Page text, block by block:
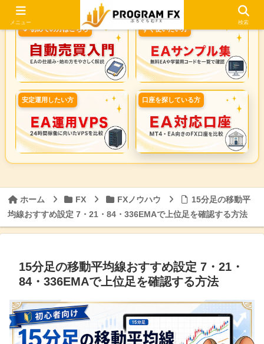
🔰 初めての方はこちら すぐ使いたい方
安定運用したい方 口座を探している方
ホーム FX FXノウハウ
15分足の移動平
均線おすすめ設定 7・21・84・336EMAで上位足を確認する方法
15分足の移動平均線おすすめ設定 7・21・
84・336EMAで上位足を確認する方法
メニュー 検索